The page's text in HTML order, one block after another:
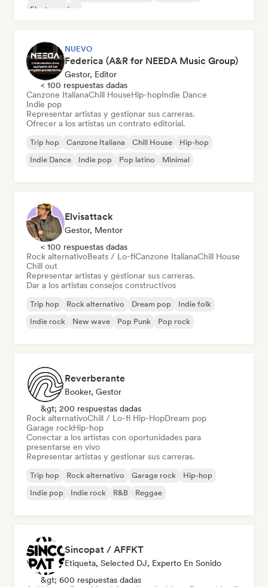
Electro swing
NUEVO
Federica (A&R for NEEDA Music Group)
Gestor, Editor
< 100 respuestas dadas
Canzone ItalianaChill HouseHip-hopIndie Dance
Indie pop
Representar artistas y gestionar sus carreras.
Ofrecer a los artistas un contrato editorial.
Trip hop Canzone Italiana Chill House
Hip-hop
Indie Dance
Indie pop Pop latino Minimal
Elvisattack
Gestor, Mentor
< 100 respuestas dadas
Rock alternativoBeats / Lo-fiCanzone ItalianaChill House
Chill out
Representar artistas y gestionar sus carreras.
Dar a los artistas consejos constructivos
Trip hop Rock alternativo Dream pop
Indie folk
Indie rock
New wave Pop Punk Pop rock
Reverberante
Booker, Gestor
&gt; 200 respuestas dadas
Rock alternativoChill / Lo-fi Hip-HopDream pop
Garage rockHip-hop
Conectar a los artistas con oportunidades para
presentarse en vivo
Representar artistas y gestionar sus carreras.
Trip hop Rock alternativo Garage rock
Hip-hop
Indie pop
Indie rock R&B Reggae
Sincopat / AFFKT
Etiqueta, Selected DJ, Experto En Sonido
&gt; 600 respuestas dadas